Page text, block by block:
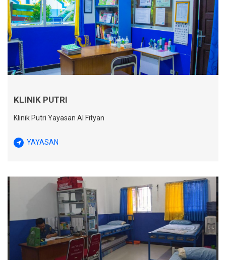
KLINIK PUTRI
Klinik Putri Yayasan Al Fityan
YAYASAN